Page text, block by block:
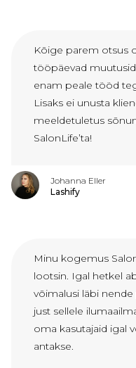
Kõige parem otsus
tööpäevad
enam peale tööd
Lisaks ei unusta
meeldetuletus
SalonLife’ta!
Johanna Eller
Lashify
Minu kogemus
lootsin. Igal hetkel
võimalusi läbi
just sellele
oma kasutajaid igal
antakse.